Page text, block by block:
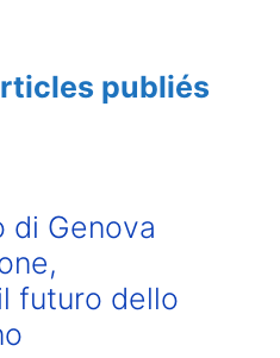
publiés
di Genova
futuro dello